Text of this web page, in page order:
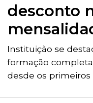
desconto
Instituição se
formação
desde os